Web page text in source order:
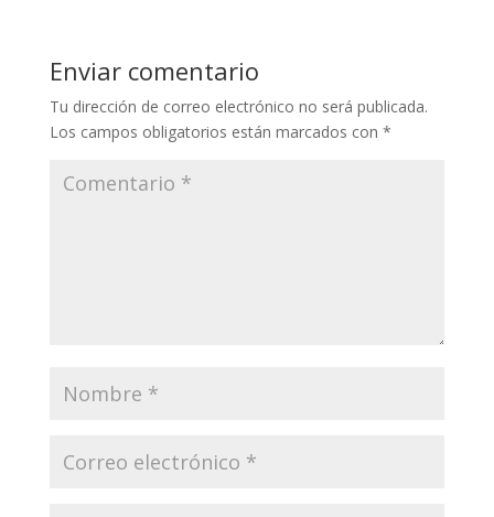
Enviar comentario
Tu dirección de correo electrónico no será publicada.
Los campos obligatorios están marcados con *